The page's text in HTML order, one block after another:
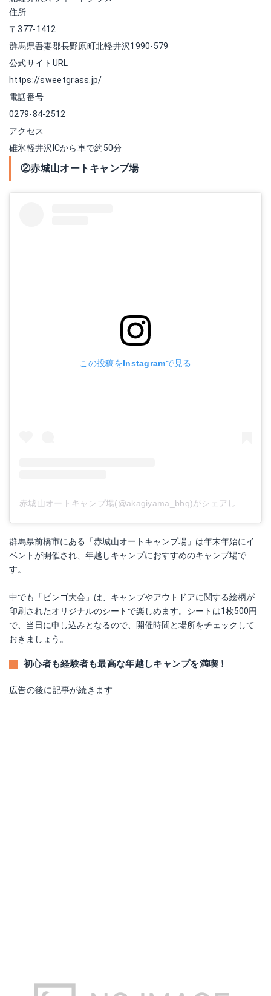
住所
〒377-1412
群馬県吾妻郡長野原町北軽井沢1990-579
公式サイトURL
https://sweetgrass.jp/
電話番号
0279-84-2512
アクセス
碓氷軽井沢ICから車で約50分
②赤城山オートキャンプ場
この投稿をInstagramで見る
群馬県前橋市にある「赤城山オートキャンプ場」は年末年始にイ
ベントが開催され、年越しキャンプにおすすめのキャンプ場で
す。
中でも「ビンゴ大会」は、キャンプやアウトドアに関する絵柄が
印刷されたオリジナルのシートで楽しめます。シートは1枚500円
で、当日に申し込みとなるので、開催時間と場所をチェックして
おきましょう。
初心者も経験者も最高な年越しキャンプを満喫！
広告の後に記事が続きます